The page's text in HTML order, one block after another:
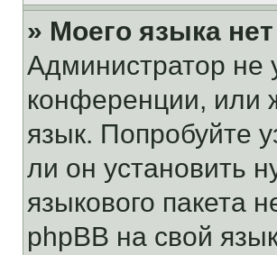
» Моего языка
Администратор не
конференции, или
язык. Попробуйте
ли он установить
языкового пакета
phpBB на свой